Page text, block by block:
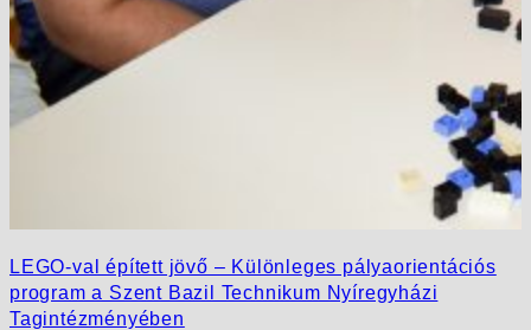
LEGO-val épített jövő – Különleges pályaorientációs
program a Szent Bazil Technikum Nyíregyházi
Tagintézményében